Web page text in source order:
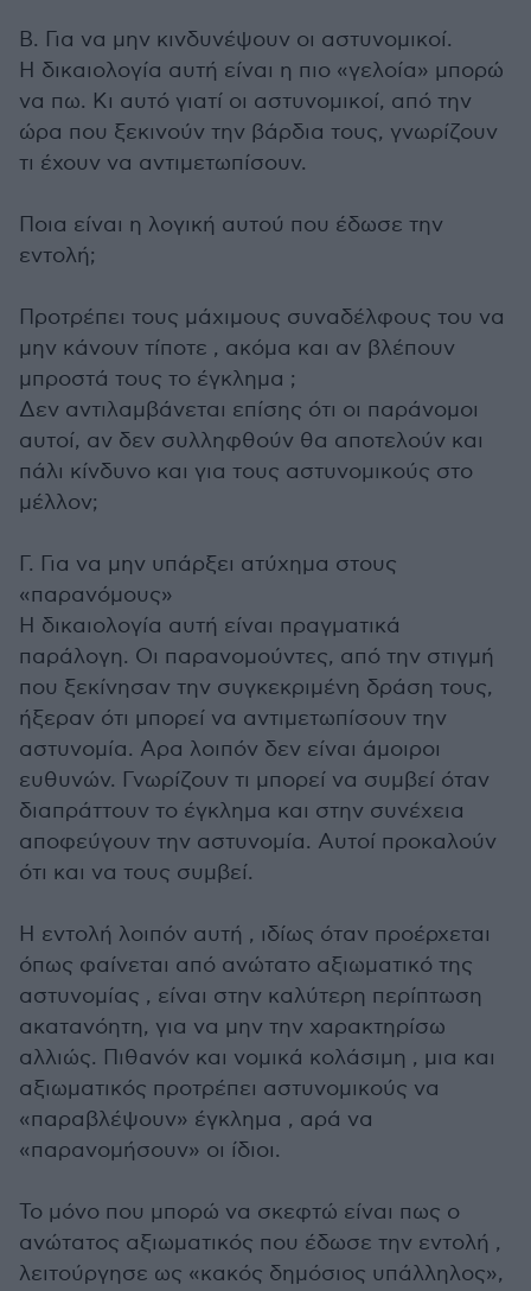
Β. Για να μην κινδυνέψουν οι αστυνομικοί.
Η δικαιολογία αυτή είναι η πιο «γελοία» μπορώ
να πω. Κι αυτό γιατί οι αστυνομικοί, από την
ώρα που ξεκινούν την βάρδια τους, γνωρίζουν
τι έχουν να αντιμετωπίσουν.
Ποια είναι η λογική αυτού που έδωσε την
εντολή;
Προτρέπει τους μάχιμους συναδέλφους του να
μην κάνουν τίποτε , ακόμα και αν βλέπουν
μπροστά τους το έγκλημα ;
Δεν αντιλαμβάνεται επίσης ότι οι παράνομοι
αυτοί, αν δεν συλληφθούν θα αποτελούν και
πάλι κίνδυνο και για τους αστυνομικούς στο
μέλλον;
Γ. Για να μην υπάρξει ατύχημα στους
«παρανόμους»
Η δικαιολογία αυτή είναι πραγματικά
παράλογη. Οι παρανομούντες, από την στιγμή
που ξεκίνησαν την συγκεκριμένη δράση τους,
ήξεραν ότι μπορεί να αντιμετωπίσουν την
αστυνομία. Αρα λοιπόν δεν είναι άμοιροι
ευθυνών. Γνωρίζουν τι μπορεί να συμβεί όταν
διαπράττουν το έγκλημα και στην συνέχεια
αποφεύγουν την αστυνομία. Αυτοί προκαλούν
ότι και να τους συμβεί.
Η εντολή λοιπόν αυτή , ιδίως όταν προέρχεται
όπως φαίνεται από ανώτατο αξιωματικό της
αστυνομίας , είναι στην καλύτερη περίπτωση
ακατανόητη, για να μην την χαρακτηρίσω
αλλιώς. Πιθανόν και νομικά κολάσιμη , μια και
αξιωματικός προτρέπει αστυνομικούς να
«παραβλέψουν» έγκλημα , αρά να
«παρανομήσουν» οι ίδιοι.
Το μόνο που μπορώ να σκεφτώ είναι πως ο
ανώτατος αξιωματικός που έδωσε την εντολή ,
λειτούργησε ως «κακός δημόσιος υπάλληλος»,